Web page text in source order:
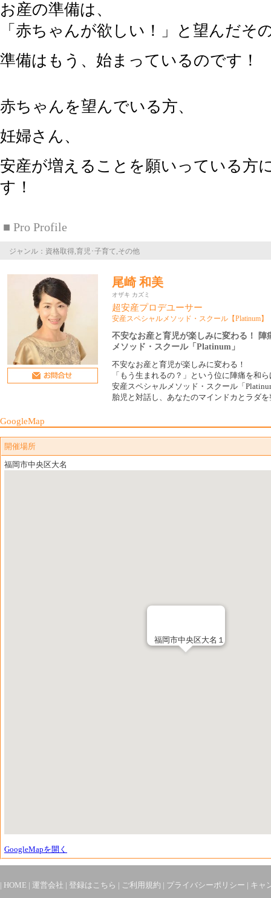
お産の準備は、
「赤ちゃんが欲しい！」と望んだそ
準備はもう、始まっているのです！
赤ちゃんを望んでいる方、
妊婦さん、
安産が増えることを願いっている方
す！
■ Pro Profile
ジャンル：資格取得,育児･子育て,その他
尾崎 和美
オザキ カズミ
超安産プロデユーサー
安産スペシャルメソッド・スクール【Platinum】
不安なお産と育児が楽しみに変わる！
メソッド・スクール「Platinum」
不安なお産と育児が楽しみに変わる！
「もう生まれるの？」という位に陣痛を和
安産スペシャルメソッド・スクール「
胎児と対話し、あなたのマインドカとラダ
GoogleMap
開催場所
福岡市中央区大名
福岡市中央区大名１
GoogleMapを開く
| HOME | 運営会社 | 登録はこちら | ご利用規約 | プライバシーポリシー | キャ